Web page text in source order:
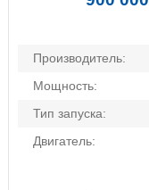
Производитель:
Мощность:
Тип запуска:
Двигатель: